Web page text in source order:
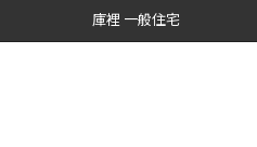
庫裡 一般住宅